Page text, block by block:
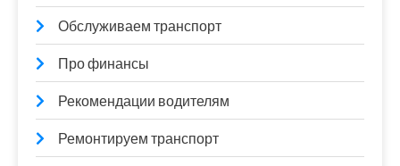
Обслуживаем транспорт
Про финансы
Рекомендации водителям
Ремонтируем транспорт